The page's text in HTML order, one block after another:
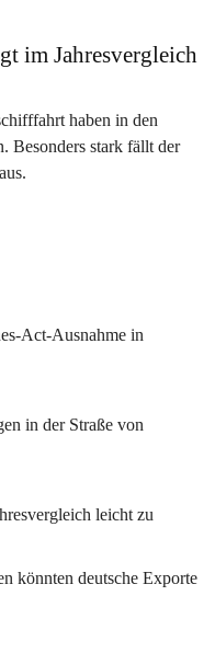
im Jahresvergleich
haben in den
Besonders stark fällt der
Act-Ausnahme in
in der Straße von
leicht zu
könnten deutsche Exporte